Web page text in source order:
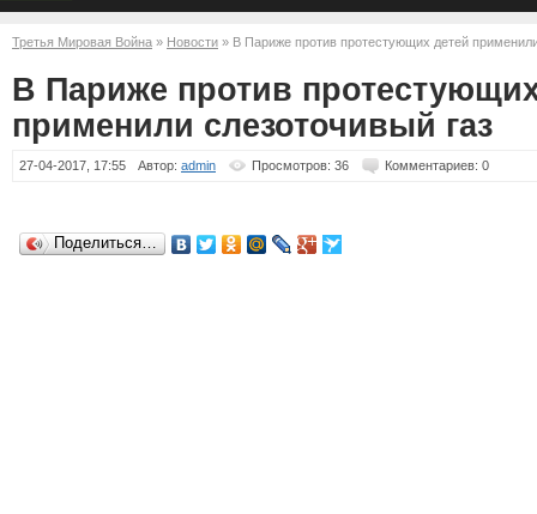
Третья Мировая Война » Новости » В Париже против протестующих детей
В Париже против
применили слезоточивый газ
27-04-2017, 17:55 Автор: admin Просмотров: 36 Комментариев: 0
Поделиться…